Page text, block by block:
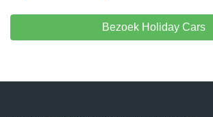
Bezoek Holiday Cars